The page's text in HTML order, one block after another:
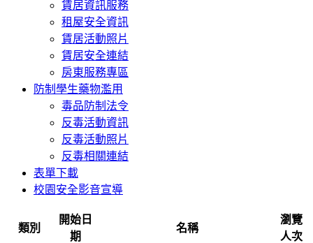
賃居資訊服務
租屋安全資訊
賃居活動照片
賃居安全連結
房東服務專區
防制學生藥物濫用
毒品防制法令
反毒活動資訊
反毒活動照片
反毒相關連結
表單下載
校園安全影音宣導
類別
開始日
期
名稱
瀏覽
人次